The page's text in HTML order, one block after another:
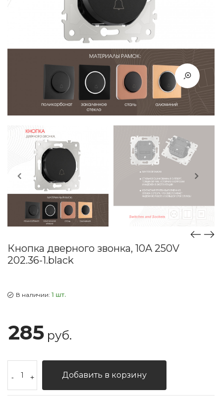
Кнопка дверного звонка, 10A 250V
202.36-1.black
В наличии: 1 шт.
285 руб.
- + Добавить в корзину